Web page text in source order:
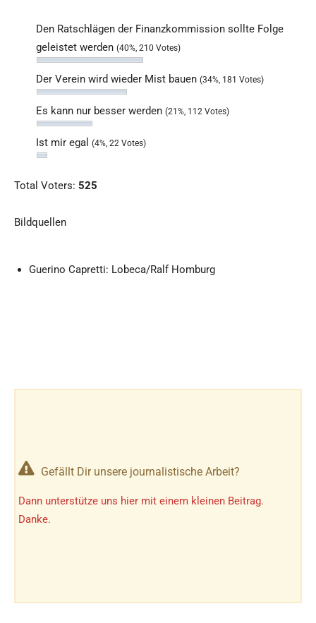
Den Ratschlägen der Finanzkommission sollte Folge
geleistet werden (40%, 210 Votes)
Der Verein wird wieder Mist bauen (34%, 181 Votes)
Es kann nur besser werden (21%, 112 Votes)
Ist mir egal (4%, 22 Votes)
Total Voters: 525
Bildquellen
Guerino Capretti: Lobeca/Ralf Homburg
Gefällt Dir unsere journalistische Arbeit?
Dann unterstütze uns hier mit einem kleinen Beitrag.
Danke.